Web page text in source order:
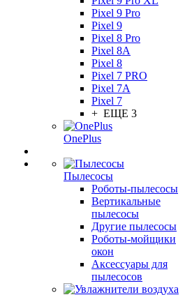
Pixel 9 Pro
Pixel 9
Pixel 8 Pro
Pixel 8A
Pixel 8
Pixel 7 PRO
Pixel 7A
Pixel 7
+ ЕЩЕ 3
OnePlus
Пылесосы
Роботы-пылесосы
Вертикальные
пылесосы
Другие пылесосы
Роботы-мойщики
окон
Аксессуары для
пылесосов